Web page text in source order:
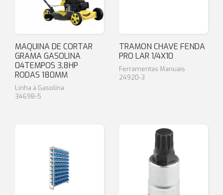
MAQUINA DE CORTAR
GRAMA GASOLINA
04TEMPOS 3,8HP
RODAS 180MM
Linha à Gasolina
34698-5
TRAMON CHAVE FENDA
PRO LAR 1/4X10
Ferramentas Manuais
24920-3